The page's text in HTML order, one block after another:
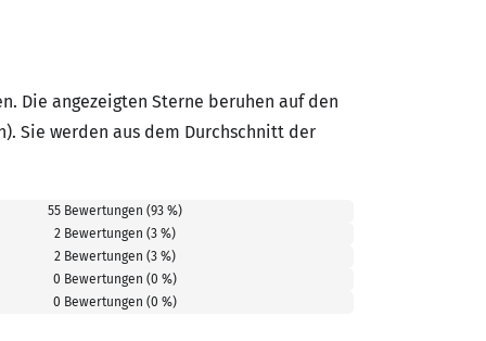
Die angezeigten Sterne beruhen auf den
Sie werden aus dem Durchschnitt der
55 Bewertungen (93 %)
2 Bewertungen (3 %)
2 Bewertungen (3 %)
0 Bewertungen (0 %)
0 Bewertungen (0 %)